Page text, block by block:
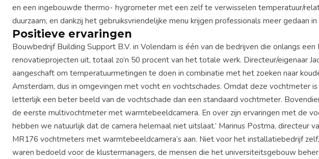
en een ingebouwde thermo- hygrometer met een zelf te verwisselen temperatuur/
duurzaam, en dankzij het gebruiksvriendelijke menu krijgen professionals meer gedaan
Positieve ervaringen
Bouwbedrijf Building Support B.V. in Volendam is één van de bedrijven die onlangs
renovatieprojecten uit, totaal zo’n 50 procent van het totale werk. Directeur/eigenaar
aangeschaft om temperatuurmetingen te doen in combinatie met het zoeken naar
Amsterdam, dus in omgevingen met vocht en vochtschades. Omdat deze vochtmeter
letterlijk een beter beeld van de vochtschade dan een standaard vochtmeter.
de eerste multivochtmeter met warmtebeeldcamera. En over zijn ervaringen met de
hebben we natuurlijk dat de camera helemaal niet uitslaat.’ Marinus Postma, directeur
MR176 vochtmeters met warmtebeeldcamera’s aan. Niet voor het installatiebedrijf
waren bedoeld voor de klustermanagers, de mensen die het universiteitsgebouw